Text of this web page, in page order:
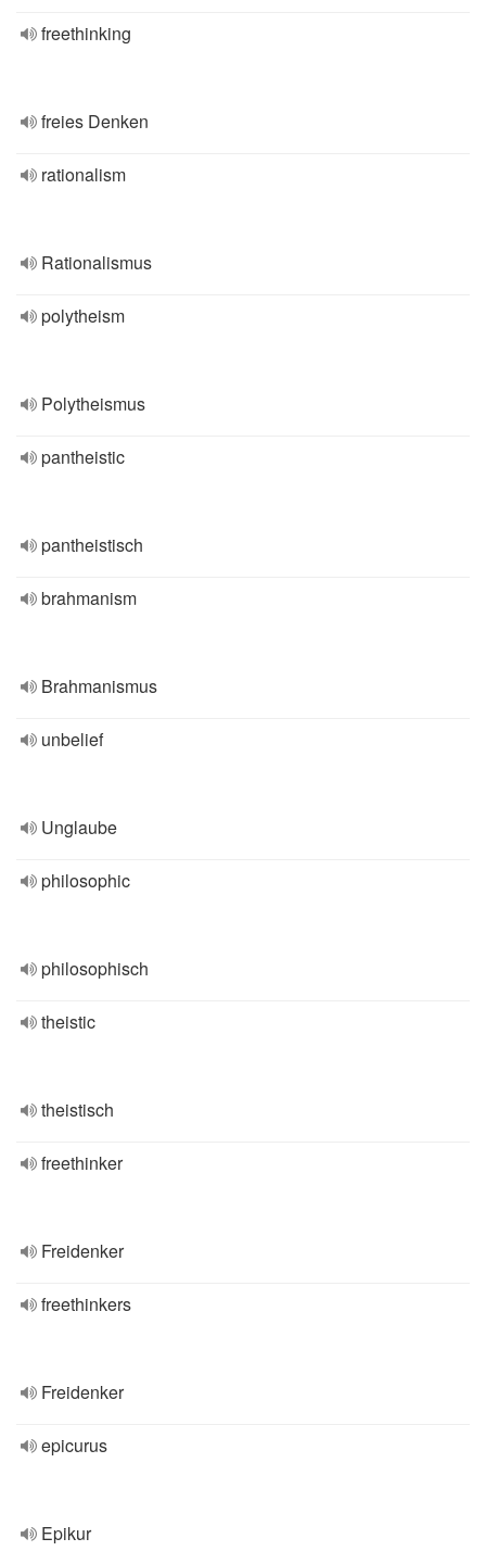
freethinking
freies Denken
rationalism
Rationalismus
polytheism
Polytheismus
pantheistic
pantheistisch
brahmanism
Brahmanismus
unbelief
Unglaube
philosophic
philosophisch
theistic
theistisch
freethinker
Freidenker
freethinkers
Freidenker
epicurus
Epikur